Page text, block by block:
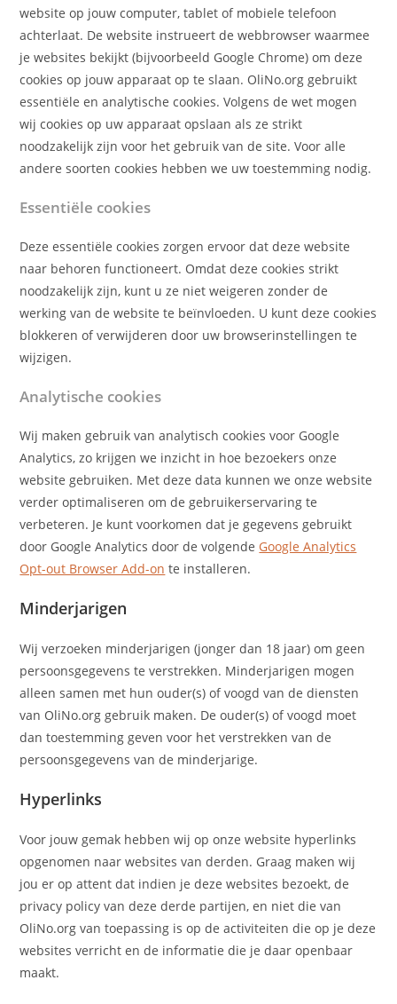
website op jouw computer, tablet of mobiele telefoon
achterlaat. De website instrueert de webbrowser waarmee
je websites bekijkt (bijvoorbeeld Google Chrome) om deze
cookies op jouw apparaat op te slaan. OliNo.org gebruikt
essentiële en analytische cookies. Volgens de wet mogen
wij cookies op uw apparaat opslaan als ze strikt
noodzakelijk zijn voor het gebruik van de site. Voor alle
andere soorten cookies hebben we uw toestemming nodig.
Essentiële cookies
Deze essentiële cookies zorgen ervoor dat deze website
naar behoren functioneert. Omdat deze cookies strikt
noodzakelijk zijn, kunt u ze niet weigeren zonder de
werking van de website te beïnvloeden. U kunt deze cookies
blokkeren of verwijderen door uw browserinstellingen te
wijzigen.
Analytische cookies
Wij maken gebruik van analytisch cookies voor Google
Analytics, zo krijgen we inzicht in hoe bezoekers onze
website gebruiken. Met deze data kunnen we onze website
verder optimaliseren om de gebruikerservaring te
verbeteren. Je kunt voorkomen dat je gegevens gebruikt
door Google Analytics door de volgende Google Analytics
Opt-out Browser Add-on te installeren.
Minderjarigen
Wij verzoeken minderjarigen (jonger dan 18 jaar) om geen
persoonsgegevens te verstrekken. Minderjarigen mogen
alleen samen met hun ouder(s) of voogd van de diensten
van OliNo.org gebruik maken. De ouder(s) of voogd moet
dan toestemming geven voor het verstrekken van de
persoonsgegevens van de minderjarige.
Hyperlinks
Voor jouw gemak hebben wij op onze website hyperlinks
opgenomen naar websites van derden. Graag maken wij
jou er op attent dat indien je deze websites bezoekt, de
privacy policy van deze derde partijen, en niet die van
OliNo.org van toepassing is op de activiteiten die op je deze
websites verricht en de informatie die je daar openbaar
maakt.